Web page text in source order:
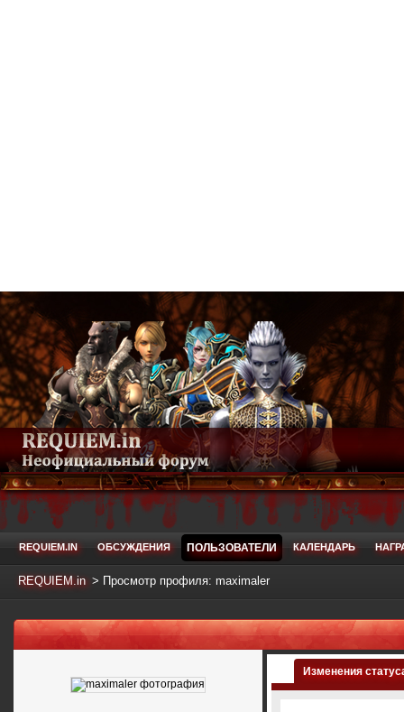
REQUIEM.IN ОБСУЖДЕНИЯ ПОЛЬЗОВАТЕЛИ КАЛЕНДАРЬ
REQUIEM.in > Просмотр профиля: maximaler
Изменения